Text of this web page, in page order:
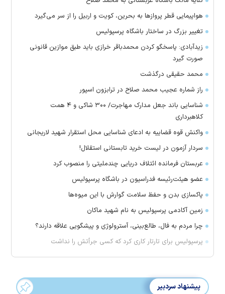
هواپیمایی قطر پرواز‌ها به بحرین، کویت و اربیل را از سر می‌گیرد
تغییر بزرگ در ساختار باشگاه پرسپولیس
زیدآبادی: پاسخگو کردن محمدباقر خرازی باید طبق موازین قانونی
صورت گیرد
محمد حقیقی درگذشت
راز شماره عجیب محمد صلاح در ترابزون اسپور
شناسایی باند جعل مدارک مهاجرت/ ۳۰۰ شاکی و ۴ همت
کلاهبرداری
واکنش قوه قضاییه به ادعای شناسایی محل استقرار شهید لاریجانی
سردار آزمون در لیست خرید تابستانی استقلال!
عربستان فرمانده ائتلاف دریایی چندملیتی را منصوب کرد
عضو هیئت‌رئیسه فدراسیون در باشگاه پرسپولیس
پاکسازی بدن و حفظ سلامت گوارش با این میوه‌ها
زمین آکادمی پرسپولیس به نام شهید ماکان
چرا مردم به فال، طالع‌بینی، آسترولوژی و پیشگویی علاقه دارند؟
پرسپولیس برای تارتار کاری کرد که کسی جرأتش را نداشت
پیشنهاد سردبیر